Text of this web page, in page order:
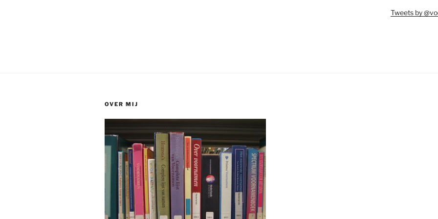
Tweets by
OVER MIJ